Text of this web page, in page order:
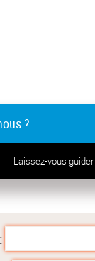
?
Laissez-vous guider